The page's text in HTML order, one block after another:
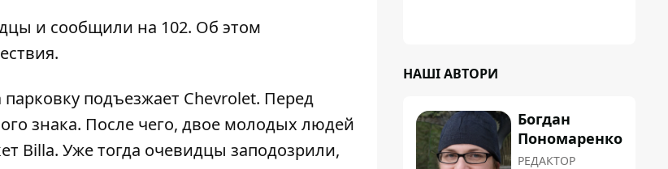
и сообщили на 102. Об этом
подъезжает Chevrolet. Перед
знака. После чего, двое молодых людей
Billa. Уже тогда очевидцы заподозрили,
НАШІ АВТОРИ
Богдан
Пономаренко
РЕДАКТОР